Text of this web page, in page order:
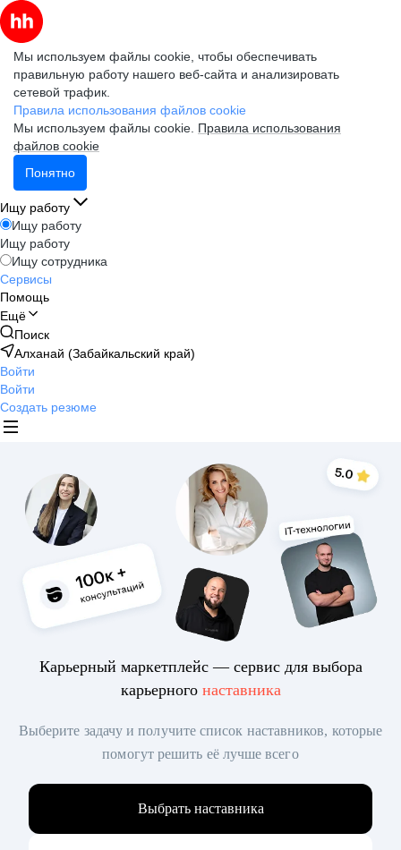
Мы используем файлы cookie, чтобы обеспечивать
правильную работу нашего веб-сайта и анализировать
сетевой трафик.
Правила использования файлов cookie
Мы используем файлы cookie. Правила использования
файлов cookie
Понятно
Ищу работу
Ищу работу
Ищу работу
Ищу сотрудника
Сервисы
Помощь
Ещё
Поиск
Алханай (Забайкальский край)
Войти
Войти
Создать резюме
Карьерный маркетплейс — сервис для выбора
карьерного наставника
Выберите задачу и получите список наставников, которые
помогут решить её лучше всего
Выбрать наставника